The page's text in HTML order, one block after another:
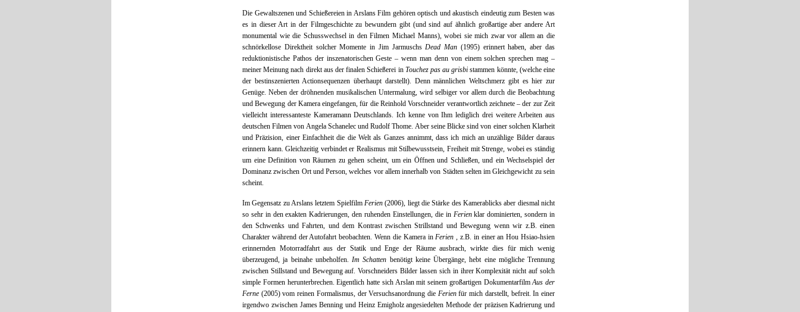
Die Gewaltszenen und Schießereien in Arslans Film gehören optisch und akustisch eindeutig zum Besten was
es in dieser Art in der Filmgeschichte zu bewundern gibt (und sind auf ähnlich großartige aber andere Art
monumental wie die Schusswechsel in den Filmen Michael Manns), wobei sie mich zwar vor allem an die
schnörkellose Direktheit solcher Momente in Jim JarmuschsDead Man (1995) erinnert haben, aber das
reduktionistische Pathos der inszenatorischen Geste – wenn man denn von einem solchen sprechen mag –
meiner Meinung nach direkt aus der finalen Schießerei in Touchez pas au grisbi stammen könnte, (welche eine
der bestinszenierten Actionsequenzen überhaupt darstellt). Denn männlichen Weltschmerz gibt es hier zur
Genüge. Neben der dröhnenden musikalischen Untermalung, wird selbiger vor allem durch die Beobachtung
und Bewegung der Kamera eingefangen, für die Reinhold Vorschneider verantwortlich zeichnete – der zur Zeit
vielleicht interessanteste Kameramann Deutschlands. Ich kenne von Ihm lediglich drei weitere Arbeiten aus
deutschen Filmen von Angela Schanelec und Rudolf Thome. Aber seine Blicke sind von einer solchen Klarheit
und Präzision, einer Einfachheit die die Welt als Ganzes annimmt, dass ich mich an unzählige Bilder daraus
erinnern kann. Gleichzeitig verbindet er Realismus mit Stilbewusstsein, Freiheit mit Strenge, wobei es ständig
um eine Definition von Räumen zu gehen scheint, um ein Öffnen und Schließen, und ein Wechselspiel der
Dominanz zwischen Ort und Person, welches vor allem innerhalb von Städten selten im Gleichgewicht zu sein
scheint.
Im Gegensatz zu Arslans letztem Spielfilm Ferien (2006), liegt die Stärke des Kamerablicks aber diesmal nicht
so sehr in den exakten Kadrierungen, den ruhenden Einstellungen, die in Ferienklar dominierten, sondern in
den Schwenks und Fahrten, und dem Kontrast zwischen Strillstand und Bewegung wenn wir z.B. einen
Charakter während der Autofahrt beobachten. Wenn die Kamera inFerien , z.B. in einer an Hou Hsiao-hsien
erinnernden Motorradfahrt aus der Statik und Enge der Räume ausbrach, wirkte dies für mich wenig
überzeugend, ja beinahe unbeholfen. Im Schatten benötigt keine Übergänge, hebt eine mögliche Trennung
zwischen Stillstand und Bewegung auf. Vorschneiders Bilder lassen sich in ihrer Komplexität nicht auf solch
simple Formen herunterbrechen. Eigentlich hatte sich Arslan mit seinem großartigen DokumentarfilmAus der
Ferne (2005) vom reinen Formalismus, der Versuchsanordnung die Ferienfür mich darstellt, befreit. In einer
irgendwo zwischen James Benning und Heinz Emigholz angesiedelten Methode der präzisen Kadrierung und